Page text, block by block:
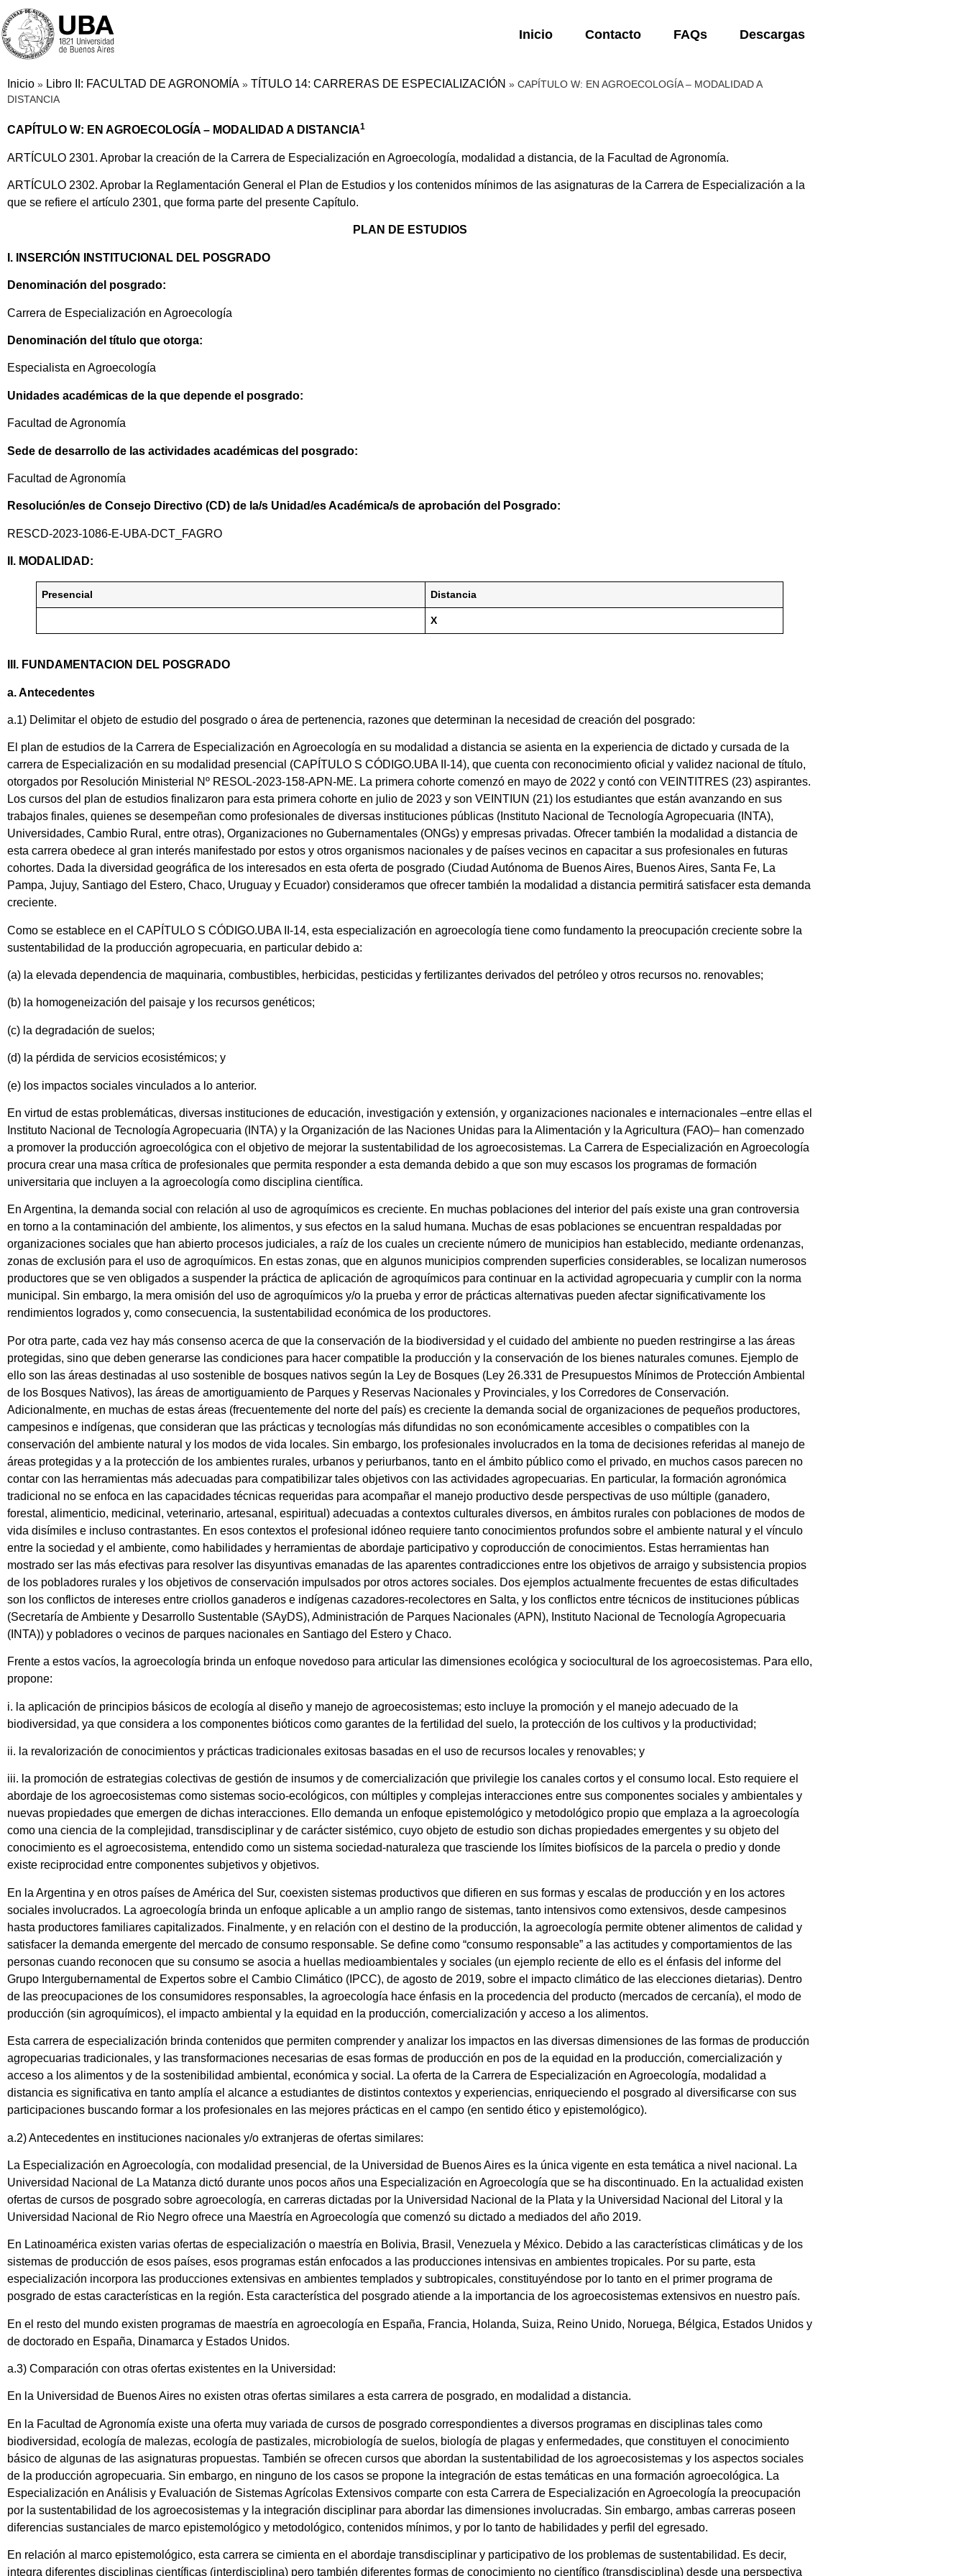
Inicio Contacto FAQs Descargas
Inicio » Libro II: FACULTAD DE AGRONOMÍA » TÍTULO 14: CARRERAS DE ESPECIALIZACIÓN » CAPÍTULO W: EN AGROECOLOGÍA – MODALIDAD A
DISTANCIA
CAPÍTULO W: EN AGROECOLOGÍA – MODALIDAD A DISTANCIA1
ARTÍCULO 2301. Aprobar la creación de la Carrera de Especialización en Agroecología, modalidad a distancia, de la Facultad de Agronomía.
ARTÍCULO 2302. Aprobar la Reglamentación General el Plan de Estudios y los contenidos mínimos de las asignaturas de la Carrera de Especialización a la
que se refiere el artículo 2301, que forma parte del presente Capítulo.
PLAN DE ESTUDIOS
I. INSERCIÓN INSTITUCIONAL DEL POSGRADO
Denominación del posgrado:
Carrera de Especialización en Agroecología
Denominación del título que otorga:
Especialista en Agroecología
Unidades académicas de la que depende el posgrado:
Facultad de Agronomía
Sede de desarrollo de las actividades académicas del posgrado:
Facultad de Agronomía
Resolución/es de Consejo Directivo (CD) de la/s Unidad/es Académica/s de aprobación del Posgrado:
RESCD-2023-1086-E-UBA-DCT_FAGRO
II. MODALIDAD:
Presencial Distancia
X
III. FUNDAMENTACION DEL POSGRADO
a. Antecedentes
a.1) Delimitar el objeto de estudio del posgrado o área de pertenencia, razones que determinan la necesidad de creación del posgrado:
El plan de estudios de la Carrera de Especialización en Agroecología en su modalidad a distancia se asienta en la experiencia de dictado y cursada de la
carrera de Especialización en su modalidad presencial (CAPÍTULO S CÓDIGO.UBA II-14), que cuenta con reconocimiento oficial y validez nacional de título,
otorgados por Resolución Ministerial Nº RESOL-2023-158-APN-ME. La primera cohorte comenzó en mayo de 2022 y contó con VEINTITRES (23) aspirantes.
Los cursos del plan de estudios finalizaron para esta primera cohorte en julio de 2023 y son VEINTIUN (21) los estudiantes que están avanzando en sus
trabajos finales, quienes se desempeñan como profesionales de diversas instituciones públicas (Instituto Nacional de Tecnología Agropecuaria (INTA),
Universidades, Cambio Rural, entre otras), Organizaciones no Gubernamentales (ONGs) y empresas privadas. Ofrecer también la modalidad a distancia de
esta carrera obedece al gran interés manifestado por estos y otros organismos nacionales y de países vecinos en capacitar a sus profesionales en futuras
cohortes. Dada la diversidad geográfica de los interesados en esta oferta de posgrado (Ciudad Autónoma de Buenos Aires, Buenos Aires, Santa Fe, La
Pampa, Jujuy, Santiago del Estero, Chaco, Uruguay y Ecuador) consideramos que ofrecer también la modalidad a distancia permitirá satisfacer esta demanda
creciente.
Como se establece en el CAPÍTULO S CÓDIGO.UBA II-14, esta especialización en agroecología tiene como fundamento la preocupación creciente sobre la
sustentabilidad de la producción agropecuaria, en particular debido a:
(a) la elevada dependencia de maquinaria, combustibles, herbicidas, pesticidas y fertilizantes derivados del petróleo y otros recursos no. renovables;
(b) la homogeneización del paisaje y los recursos genéticos;
(c) la degradación de suelos;
(d) la pérdida de servicios ecosistémicos; y
(e) los impactos sociales vinculados a lo anterior.
En virtud de estas problemáticas, diversas instituciones de educación, investigación y extensión, y organizaciones nacionales e internacionales –entre ellas el
Instituto Nacional de Tecnología Agropecuaria (INTA) y la Organización de las Naciones Unidas para la Alimentación y la Agricultura (FAO)– han comenzado
a promover la producción agroecológica con el objetivo de mejorar la sustentabilidad de los agroecosistemas. La Carrera de Especialización en Agroecología
procura crear una masa crítica de profesionales que permita responder a esta demanda debido a que son muy escasos los programas de formación
universitaria que incluyen a la agroecología como disciplina científica.
En Argentina, la demanda social con relación al uso de agroquímicos es creciente. En muchas poblaciones del interior del país existe una gran controversia
en torno a la contaminación del ambiente, los alimentos, y sus efectos en la salud humana. Muchas de esas poblaciones se encuentran respaldadas por
organizaciones sociales que han abierto procesos judiciales, a raíz de los cuales un creciente número de municipios han establecido, mediante ordenanzas,
zonas de exclusión para el uso de agroquímicos. En estas zonas, que en algunos municipios comprenden superficies considerables, se localizan numerosos
productores que se ven obligados a suspender la práctica de aplicación de agroquímicos para continuar en la actividad agropecuaria y cumplir con la norma
municipal. Sin embargo, la mera omisión del uso de agroquímicos y/o la prueba y error de prácticas alternativas pueden afectar significativamente los
rendimientos logrados y, como consecuencia, la sustentabilidad económica de los productores.
Por otra parte, cada vez hay más consenso acerca de que la conservación de la biodiversidad y el cuidado del ambiente no pueden restringirse a las áreas
protegidas, sino que deben generarse las condiciones para hacer compatible la producción y la conservación de los bienes naturales comunes. Ejemplo de
ello son las áreas destinadas al uso sostenible de bosques nativos según la Ley de Bosques (Ley 26.331 de Presupuestos Mínimos de Protección Ambiental
de los Bosques Nativos), las áreas de amortiguamiento de Parques y Reservas Nacionales y Provinciales, y los Corredores de Conservación.
Adicionalmente, en muchas de estas áreas (frecuentemente del norte del país) es creciente la demanda social de organizaciones de pequeños productores,
campesinos e indígenas, que consideran que las prácticas y tecnologías más difundidas no son económicamente accesibles o compatibles con la
conservación del ambiente natural y los modos de vida locales. Sin embargo, los profesionales involucrados en la toma de decisiones referidas al manejo de
áreas protegidas y a la protección de los ambientes rurales, urbanos y periurbanos, tanto en el ámbito público como el privado, en muchos casos parecen no
contar con las herramientas más adecuadas para compatibilizar tales objetivos con las actividades agropecuarias. En particular, la formación agronómica
tradicional no se enfoca en las capacidades técnicas requeridas para acompañar el manejo productivo desde perspectivas de uso múltiple (ganadero,
forestal, alimenticio, medicinal, veterinario, artesanal, espiritual) adecuadas a contextos culturales diversos, en ámbitos rurales con poblaciones de modos de
vida disímiles e incluso contrastantes. En esos contextos el profesional idóneo requiere tanto conocimientos profundos sobre el ambiente natural y el vínculo
entre la sociedad y el ambiente, como habilidades y herramientas de abordaje participativo y coproducción de conocimientos. Estas herramientas han
mostrado ser las más efectivas para resolver las disyuntivas emanadas de las aparentes contradicciones entre los objetivos de arraigo y subsistencia propios
de los pobladores rurales y los objetivos de conservación impulsados por otros actores sociales. Dos ejemplos actualmente frecuentes de estas dificultades
son los conflictos de intereses entre criollos ganaderos e indígenas cazadores-recolectores en Salta, y los conflictos entre técnicos de instituciones públicas
(Secretaría de Ambiente y Desarrollo Sustentable (SAyDS), Administración de Parques Nacionales (APN), Instituto Nacional de Tecnología Agropecuaria
(INTA)) y pobladores o vecinos de parques nacionales en Santiago del Estero y Chaco.
Frente a estos vacíos, la agroecología brinda un enfoque novedoso para articular las dimensiones ecológica y sociocultural de los agroecosistemas. Para ello,
propone:
i. la aplicación de principios básicos de ecología al diseño y manejo de agroecosistemas; esto incluye la promoción y el manejo adecuado de la
biodiversidad, ya que considera a los componentes bióticos como garantes de la fertilidad del suelo, la protección de los cultivos y la productividad;
ii. la revalorización de conocimientos y prácticas tradicionales exitosas basadas en el uso de recursos locales y renovables; y
iii. la promoción de estrategias colectivas de gestión de insumos y de comercialización que privilegie los canales cortos y el consumo local. Esto requiere el
abordaje de los agroecosistemas como sistemas socio-ecológicos, con múltiples y complejas interacciones entre sus componentes sociales y ambientales y
nuevas propiedades que emergen de dichas interacciones. Ello demanda un enfoque epistemológico y metodológico propio que emplaza a la agroecología
como una ciencia de la complejidad, transdisciplinar y de carácter sistémico, cuyo objeto de estudio son dichas propiedades emergentes y su objeto del
conocimiento es el agroecosistema, entendido como un sistema sociedad-naturaleza que trasciende los límites biofísicos de la parcela o predio y donde
existe reciprocidad entre componentes subjetivos y objetivos.
En la Argentina y en otros países de América del Sur, coexisten sistemas productivos que difieren en sus formas y escalas de producción y en los actores
sociales involucrados. La agroecología brinda un enfoque aplicable a un amplio rango de sistemas, tanto intensivos como extensivos, desde campesinos
hasta productores familiares capitalizados. Finalmente, y en relación con el destino de la producción, la agroecología permite obtener alimentos de calidad y
satisfacer la demanda emergente del mercado de consumo responsable. Se define como “consumo responsable” a las actitudes y comportamientos de las
personas cuando reconocen que su consumo se asocia a huellas medioambientales y sociales (un ejemplo reciente de ello es el énfasis del informe del
Grupo Intergubernamental de Expertos sobre el Cambio Climático (IPCC), de agosto de 2019, sobre el impacto climático de las elecciones dietarias). Dentro
de las preocupaciones de los consumidores responsables, la agroecología hace énfasis en la procedencia del producto (mercados de cercanía), el modo de
producción (sin agroquímicos), el impacto ambiental y la equidad en la producción, comercialización y acceso a los alimentos.
Esta carrera de especialización brinda contenidos que permiten comprender y analizar los impactos en las diversas dimensiones de las formas de producción
agropecuarias tradicionales, y las transformaciones necesarias de esas formas de producción en pos de la equidad en la producción, comercialización y
acceso a los alimentos y de la sostenibilidad ambiental, económica y social. La oferta de la Carrera de Especialización en Agroecología, modalidad a
distancia es significativa en tanto amplía el alcance a estudiantes de distintos contextos y experiencias, enriqueciendo el posgrado al diversificarse con sus
participaciones buscando formar a los profesionales en las mejores prácticas en el campo (en sentido ético y epistemológico).
a.2) Antecedentes en instituciones nacionales y/o extranjeras de ofertas similares:
La Especialización en Agroecología, con modalidad presencial, de la Universidad de Buenos Aires es la única vigente en esta temática a nivel nacional. La
Universidad Nacional de La Matanza dictó durante unos pocos años una Especialización en Agroecología que se ha discontinuado. En la actualidad existen
ofertas de cursos de posgrado sobre agroecología, en carreras dictadas por la Universidad Nacional de la Plata y la Universidad Nacional del Litoral y la
Universidad Nacional de Rio Negro ofrece una Maestría en Agroecología que comenzó su dictado a mediados del año 2019.
En Latinoamérica existen varias ofertas de especialización o maestría en Bolivia, Brasil, Venezuela y México. Debido a las características climáticas y de los
sistemas de producción de esos países, esos programas están enfocados a las producciones intensivas en ambientes tropicales. Por su parte, esta
especialización incorpora las producciones extensivas en ambientes templados y subtropicales, constituyéndose por lo tanto en el primer programa de
posgrado de estas características en la región. Esta característica del posgrado atiende a la importancia de los agroecosistemas extensivos en nuestro país.
En el resto del mundo existen programas de maestría en agroecología en España, Francia, Holanda, Suiza, Reino Unido, Noruega, Bélgica, Estados Unidos y
de doctorado en España, Dinamarca y Estados Unidos.
a.3) Comparación con otras ofertas existentes en la Universidad:
En la Universidad de Buenos Aires no existen otras ofertas similares a esta carrera de posgrado, en modalidad a distancia.
En la Facultad de Agronomía existe una oferta muy variada de cursos de posgrado correspondientes a diversos programas en disciplinas tales como
biodiversidad, ecología de malezas, ecología de pastizales, microbiología de suelos, biología de plagas y enfermedades, que constituyen el conocimiento
básico de algunas de las asignaturas propuestas. También se ofrecen cursos que abordan la sustentabilidad de los agroecosistemas y los aspectos sociales
de la producción agropecuaria. Sin embargo, en ninguno de los casos se propone la integración de estas temáticas en una formación agroecológica. La
Especialización en Análisis y Evaluación de Sistemas Agrícolas Extensivos comparte con esta Carrera de Especialización en Agroecología la preocupación
por la sustentabilidad de los agroecosistemas y la integración disciplinar para abordar las dimensiones involucradas. Sin embargo, ambas carreras poseen
diferencias sustanciales de marco epistemológico y metodológico, contenidos mínimos, y por lo tanto de habilidades y perfil del egresado.
En relación al marco epistemológico, esta carrera se cimienta en el abordaje transdisciplinar y participativo de los problemas de sustentabilidad. Es decir,
integra diferentes disciplinas científicas (interdisciplina) pero también diferentes formas de conocimiento no científico (transdisciplina) desde una perspectiva